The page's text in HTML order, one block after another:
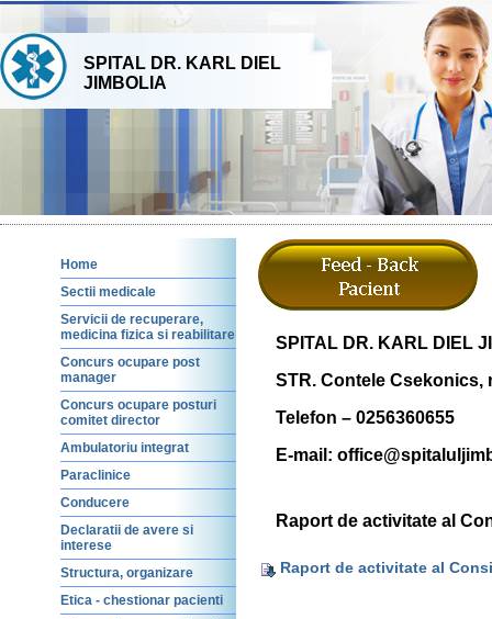
SPITAL DR. KARL DIEL
JIMBOLIA
SPITAL DR. KARL DIEL
STR. Contele Csekonics,
Telefon – 0256360655
E-mail:
Raport de activitate al
Raport de activitate al
Home
Sectii medicale
Servicii de recuperare,
medicina fizica si reabilitare
Concurs ocupare post
manager
Concurs ocupare posturi
comitet director
Ambulatoriu integrat
Paraclinice
Conducere
Declaratii de avere si
interese
Structura, organizare
Etica - chestionar pacienti